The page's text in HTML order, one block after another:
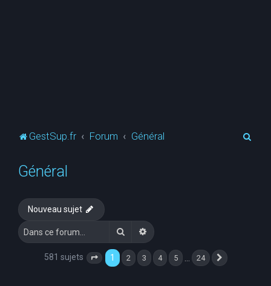
GestSup.fr Forum Général
Général
Nouveau sujet
RechercherRecherche avancée
581 sujets Page 1 sur24
1 2 3 4 5 24